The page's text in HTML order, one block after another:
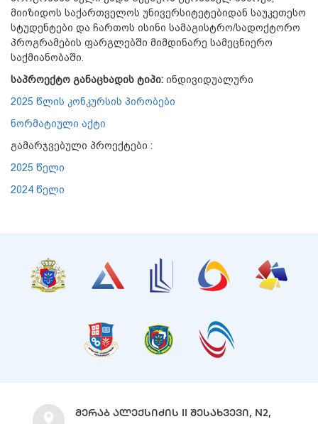
მიიზიდოს საქართველოს უნივერსიტეტებიდან საუკეთესო
სტუდენტები და ჩართოს ისინი სამაგისტრო/სადოქტორო
პროგრამების ფარგლებში მიმდინარე სამეცნიერო
საქმიანობაში.
საპროექტო განაცხადის ტიპი: ინდივიდუალური
2025 წლის კონკურსის პირობები
ნორმატიული აქტი
გამარჯვებული პროექტები :
2025 წელი
2024 წელი
ᲛᲔᲠᲐᲑ ᲐᲚᲔᲥᲡᲘᲫᲘᲡ II ᲨᲔᲡᲐᲮᲕᲔᲕᲘ, N2,